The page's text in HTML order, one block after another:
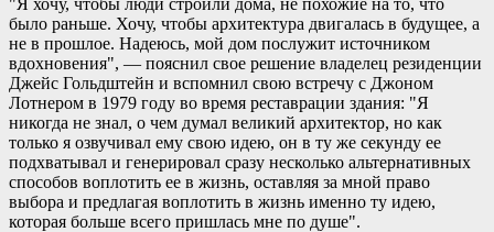
было раньше. Хочу, чтобы архитектура двигалась в будущее, а
не в прошлое. Надеюсь, мой дом послужит источником
вдохновения", — пояснил свое решение владелец резиденции
Джейс Гольдштейн и вспомнил свою встречу с Джоном
Лотнером в 1979 году во время реставрации здания: "Я
никогда не знал, о чем думал великий архитектор, но как
только я озвучивал ему свою идею, он в ту же секунду ее
подхватывал и генерировал сразу несколько альтернативных
способов воплотить ее в жизнь, оставляя за мной право
выбора и предлагая воплотить в жизнь именно ту идею,
которая больше всего пришлась мне по душе".